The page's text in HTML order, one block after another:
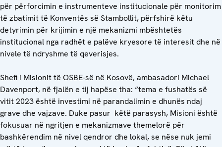
për përforcimin e instrumenteve institucionale për monitorim
të zbatimit të Konventës së Stambollit, përfshirë këtu
detyrimin për krijimin e një mekanizmi mbështetës
institucional nga radhët e palëve kryesore të interesit dhe në
nivele të ndryshme të qeverisjes.
Shefi i Misionit të OSBE-së në Kosovë, ambasadori Michael
Davenport, në fjalën e tij hapëse tha: “tema e fushatës së
vitit 2023 është investimi në parandalimin e dhunës ndaj
grave dhe vajzave. Duke pasur këtë parasysh, Misioni është
fokusuar në ngritjen e mekanizmave themelorë për
bashkërendim në nivel qendror dhe lokal, se nëse nuk jemi